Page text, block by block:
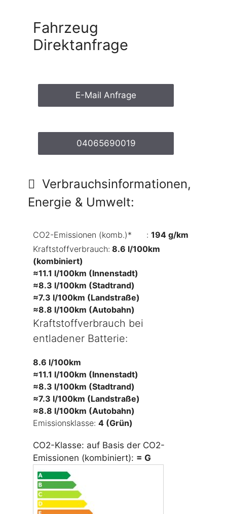
Fahrzeug
Direktanfrage
E-Mail Anfrage
04065690019
Verbrauchsinformationen,
Energie & Umwelt:
CO2-Emissionen (komb.)* : 194 g/km
Kraftstoffverbrauch: 8.6 l/100km
(kombiniert)
≈11.1 l/100km (Innenstadt)
≈8.3 l/100km (Stadtrand)
≈7.3 l/100km (Landstraße)
≈8.8 l/100km (Autobahn)
Kraftstoffverbrauch bei
entladener Batterie:
8.6 l/100km
≈11.1 l/100km (Innenstadt)
≈8.3 l/100km (Stadtrand)
≈7.3 l/100km (Landstraße)
≈8.8 l/100km (Autobahn)
Emissionsklasse: 4 (Grün)
CO2-Klasse: auf Basis der CO2-
Emissionen (kombiniert): = G